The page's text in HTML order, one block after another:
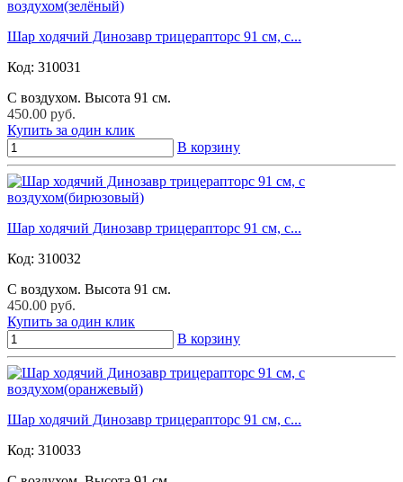
Шар ходячий Динозавр трицерапторс 91 см, с...
Код: 310031
С воздухом. Высота 91 см.
450.00 руб.
Купить за один клик
В корзину
Шар ходячий Динозавр трицерапторс 91 см, с...
Код: 310032
С воздухом. Высота 91 см.
450.00 руб.
Купить за один клик
В корзину
Шар ходячий Динозавр трицерапторс 91 см, с...
Код: 310033